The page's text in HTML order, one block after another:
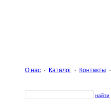
О нас · Каталог · Контакты ·
найти